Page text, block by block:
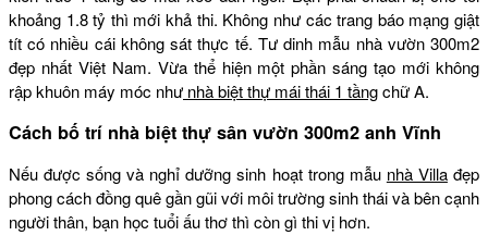
khoảng 1.8 tỷ thì mới khả thi. Không như các trang báo mạng giật
tít có nhiều cái không sát thực tế. Tư dinh mẫu nhà vườn 300m2
đẹp nhất Việt Nam. Vừa thể hiện một phần sáng tạo mới không
rập khuôn máy móc như nhà biệt thự mái thái 1 tầngchữ A.
Cách bố trí nhà biệt thự sân vườn 300m2 anh Vĩnh
Nếu được sống và nghỉ dưỡng sinh hoạt trong mẫu nhà Villađẹp
phong cách đồng quê gần gũi với môi trường sinh thái và bên cạnh
người thân, bạn học tuổi ấu thơ thì còn gì thi vị hơn.